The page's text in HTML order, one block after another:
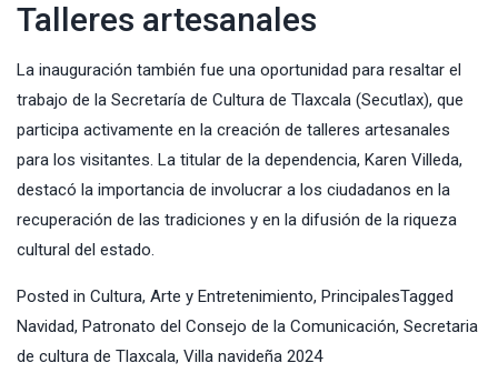
Talleres artesanales
La inauguración también fue una oportunidad para resaltar el
trabajo de la Secretaría de Cultura de Tlaxcala (Secutlax), que
participa activamente en la creación de talleres artesanales
para los visitantes. La titular de la dependencia, Karen Villeda,
destacó la importancia de involucrar a los ciudadanos en la
recuperación de las tradiciones y en la difusión de la riqueza
cultural del estado.
Posted in Cultura, Arte y Entretenimiento, PrincipalesTagged
Navidad, Patronato del Consejo de la Comunicación, Secretaria
de cultura de Tlaxcala, Villa navideña 2024